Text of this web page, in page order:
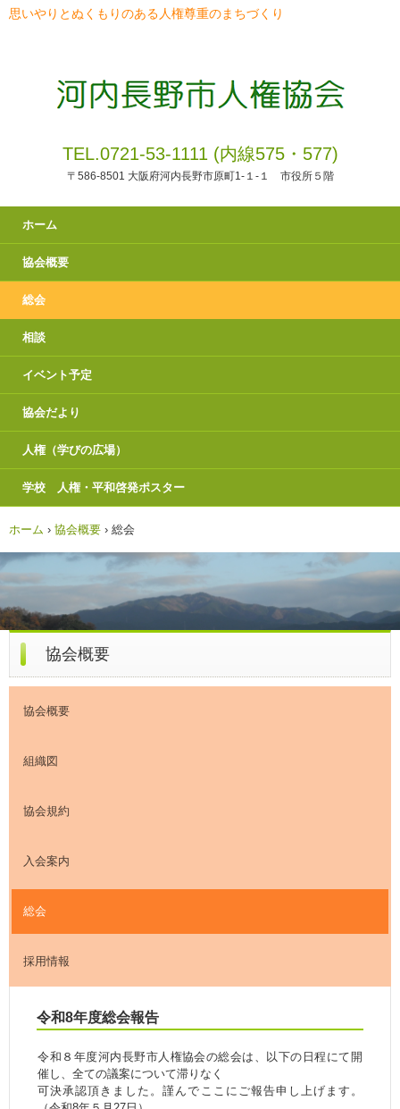
思いやりとぬくもりのある人権尊重のまちづくり
TEL.0721-53-1111 (内線575・577)
〒586-8501 大阪府河内長野市原町1-１-１ 市役所５階
ホーム
協会概要
総会
相談
イベント予定
協会だより
人権（学びの広場）
学校 人権・平和啓発ポスター
ホーム › 協会概要 › 総会
協会概要
協会概要
組織図
協会規約
入会案内
総会
採用情報
令和8年度総会報告
令和８年度河内長野市人権協会の総会は、以下の日程にて開
催し、全ての議案について滞りなく
可決承認頂きました。謹んでここにご報告申し上げます。